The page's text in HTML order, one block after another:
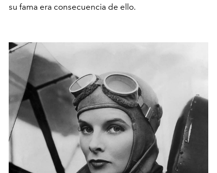
su fama era consecuencia de ello.